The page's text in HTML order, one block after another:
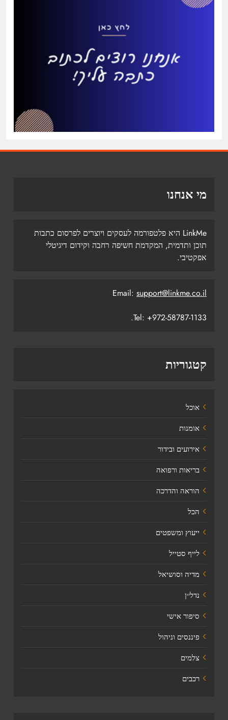
מי אנחנו
LinkMe היא פלטפורמה לעסקים ויוצרים לפרסום כתבות
תוכן ותדמית, המקדמת חשיפה רחבה וקידום דיגיטלי
אפקטיבי.
Email: support@linkme.co.il
Tel: +972-58787-1133.
קטגוריות
אוכל
אומנות
אירועים ובידור
בריאות ורפואה
הוראה והדרכה
הכל
ייעוץ ומשפטים
לייף סטייל
מדיה וסושיאל
נדל׳׳ן
סיפור אישי
פיננסים וניהול
צלמים
רכבים